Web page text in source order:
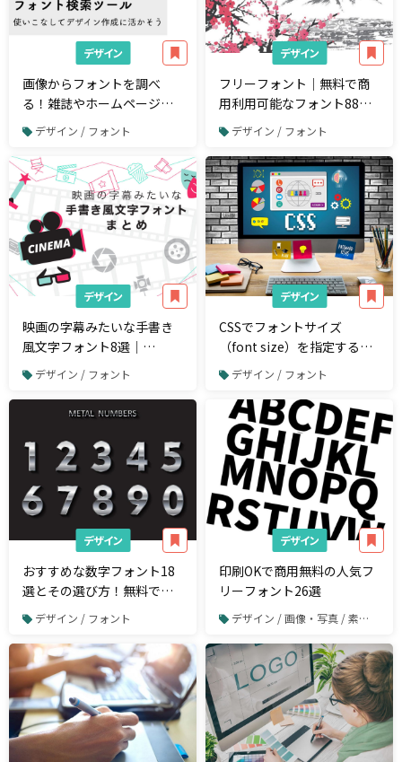
デザイン
画像からフォントを調べ
る！雑誌やホームページの
フォントを検索して特定す
る方法
デザイン / フォント
デザイン
フリーフォント｜無料で商
用利用可能なフォント88
選、日本語・毛筆・ポップ
など
デザイン / フォント
デザイン
映画の字幕みたいな手書き
風文字フォント8選｜
Adobe、しねきゃぷしょ
ん、シネマフォントなど
デザイン / フォント
デザイン
CSSでフォントサイズ
（font size）を指定するに
は？適切な単位の選び方
デザイン / フォント
デザイン
おすすめな数字フォント18
選とその選び方！無料でお
しゃれなフリーフォントを
活用しよう
デザイン / フォント
デザイン
印刷OKで商用無料の人気フ
リーフォント26選
デザイン / 画像・写真 / 素材サイト